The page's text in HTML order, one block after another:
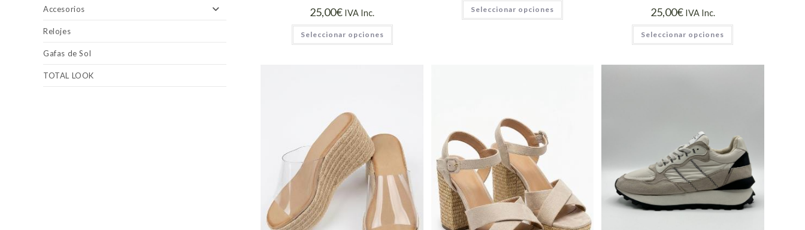
25,00€ IVA Inc.
Seleccionar opciones
Seleccionar opciones 25,00€ IVA Inc.
Seleccionar opciones
Accesorios
Relojes
Gafas de Sol
TOTAL LOOK